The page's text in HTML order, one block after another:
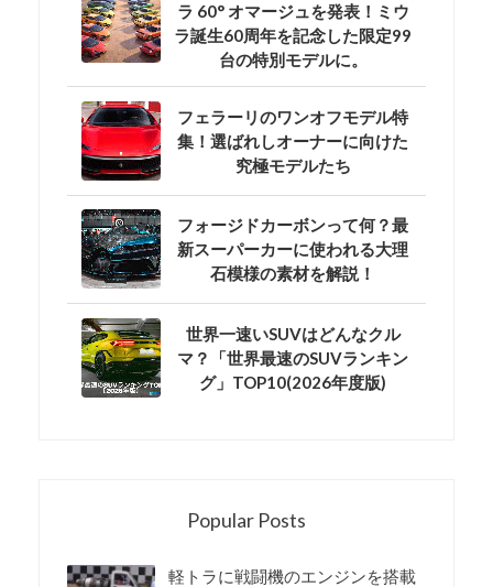
ラ 60° オマージュを発表！ミウ
ラ誕生60周年を記念した限定99
台の特別モデルに。
フェラーリのワンオフモデル特
集！選ばれしオーナーに向けた
究極モデルたち
フォージドカーボンって何？最
新スーパーカーに使われる大理
石模様の素材を解説！
世界一速いSUVはどんなクル
マ？「世界最速のSUVランキン
グ」TOP10(2026年度版)
Popular Posts
軽トラに戦闘機のエンジンを搭載